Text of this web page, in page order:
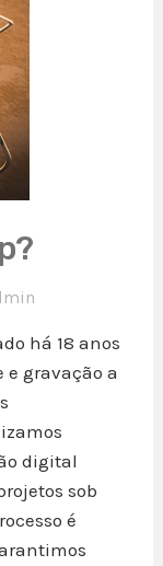
há 18 anos
e gravação a
digital
sob
é